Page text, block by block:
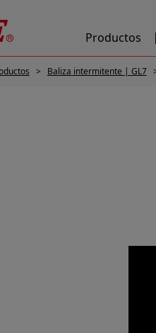
Productos
Baliza intermitente | GL7